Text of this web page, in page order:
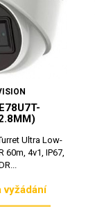
Ultra Low-
60m, 4v1, IP67,
Cena
vyžádání